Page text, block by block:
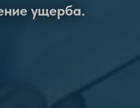
ущерба.